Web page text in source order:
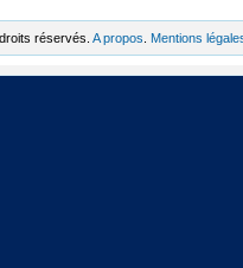
réservés. A propos Mentions